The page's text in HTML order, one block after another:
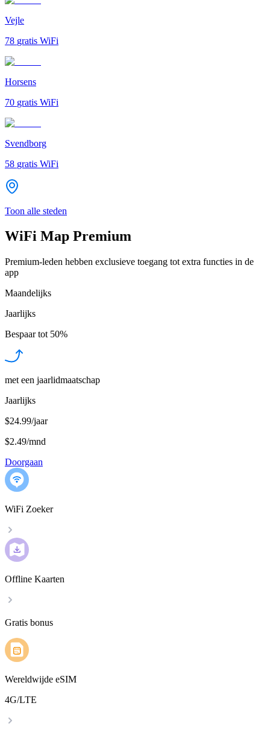
Vejle
78 gratis WiFi
Horsens
70 gratis WiFi
Svendborg
58 gratis WiFi
Toon alle steden
WiFi Map Premium
Premium-leden hebben exclusieve toegang tot extra functies in de
app
Maandelijks
Jaarlijks
Bespaar tot 50%
met een jaarlidmaatschap
Jaarlijks
$24.99/jaar
$2.49/mnd
Doorgaan
WiFi Zoeker
Offline Kaarten
Gratis bonus
Wereldwijde eSIM
4G/LTE